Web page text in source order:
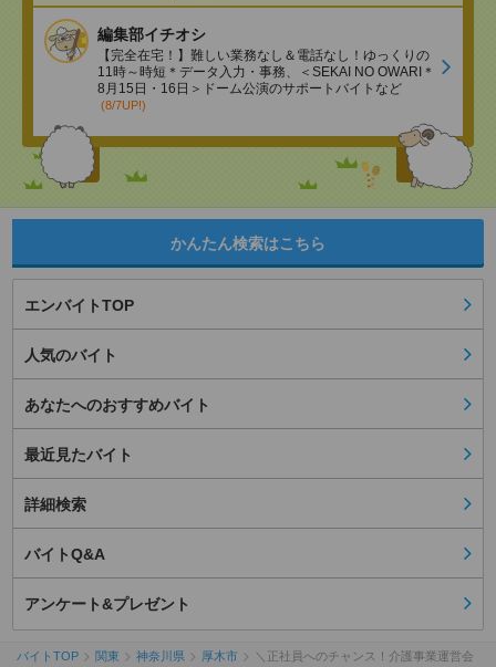
編集部イチオシ
【完全在宅！】難しい業務なし＆電話なし！ゆっくりの
11時～時短＊データ入力・事務、＜SEKAI NO OWARI＊
8月15日・16日＞ドーム公演のサポートバイトなど
(8/7UP!)
かんたん検索はこちら
エンバイトTOP
人気のバイト
あなたへのおすすめバイト
最近見たバイト
詳細検索
バイトQ&A
アンケート&プレゼント
バイトTOP 関東 神奈川県 厚木市 ＼正社員へのチャンス！介護事業運営会